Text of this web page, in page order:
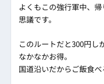
よくもこの強行軍中、
思議です。
このルートだと300円し
なかなかお得。
国道沿いだからご飯食べ